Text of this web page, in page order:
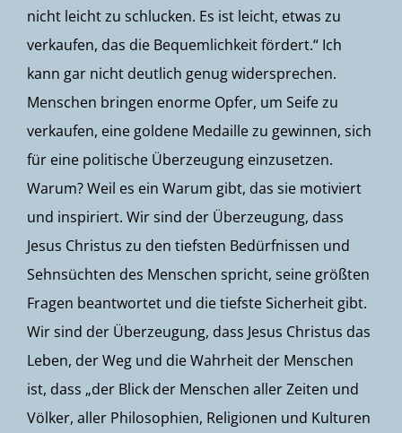
nicht leicht zu schlucken. Es ist leicht, etwas zu
verkaufen, das die Bequemlichkeit fördert.“ Ich
kann gar nicht deutlich genug widersprechen.
Menschen bringen enorme Opfer, um Seife zu
verkaufen, eine goldene Medaille zu gewinnen, sich
für eine politische Überzeugung einzusetzen.
Warum? Weil es ein Warum gibt, das sie motiviert
und inspiriert. Wir sind der Überzeugung, dass
Jesus Christus zu den tiefsten Bedürfnissen und
Sehnsüchten des Menschen spricht, seine größten
Fragen beantwortet und die tiefste Sicherheit gibt.
Wir sind der Überzeugung, dass Jesus Christus das
Leben, der Weg und die Wahrheit der Menschen
ist, dass „der Blick der Menschen aller Zeiten und
Völker, aller Philosophien, Religionen und Kulturen